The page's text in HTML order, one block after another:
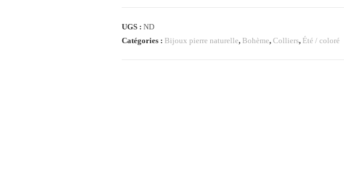
UGS : ND
Catégories : Bijoux pierre naturelle, Bohème, Colliers, Été / coloré